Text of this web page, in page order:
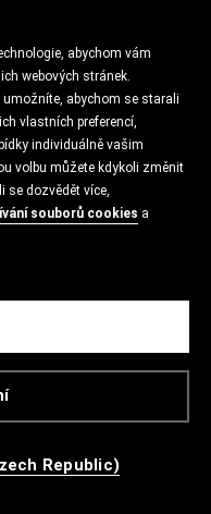
abychom vám
webových stránek.
abychom se starali
vlastních preferencí,
individuálně vašim
volbu můžete kdykoli změnit
se dozvědět více,
souborů cookies a
Republic)